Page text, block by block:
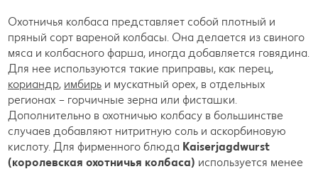
Охотничья колбаса представляет собой плотный и
пряный сорт вареной колбасы. Она делается из свиного
мяса и колбасного фарша, иногда добавляется говядина.
Для нее используются такие приправы, как перец,
кориандр, имбирь и мускатный орех, в отдельных
регионах – горчичные зерна или фисташки.
Дополнительно в охотничью колбасу в большинстве
случаев добавляют нитритную соль и аскорбиновую
кислоту. Для фирменного блюда Kaiserjagdwurst
(королевская охотничья колбаса) используется менее